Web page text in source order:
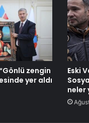
zengin
yer aldı
Eski
neler